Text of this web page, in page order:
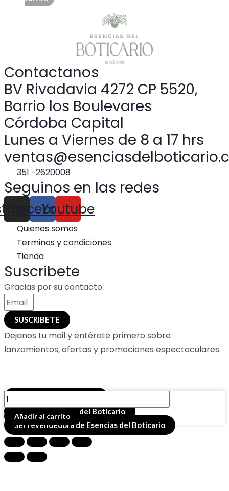
Contactanos
BV Rivadavia 4272 CP 5520,
Barrio los Boulevares
Córdoba Capital
Lunes a Viernes de 8 a 17 hrs
351 -2620008
Seguinos en las redes
Facebook
Youtube
Quienes somos
Terminos y condiciones
Tienda
Suscribete
Gracias por su contacto
SUSCRIBETE
Dejanos tu mail y entérate primero sobre
lanzamientos, ofertas y promociones espectaculares.
ESENCIA
COCO
CHOCOLATE
x
12
Añadir al carrito
Comprar esencias del Boticario
Ser revendedora de Esencias del Boticario